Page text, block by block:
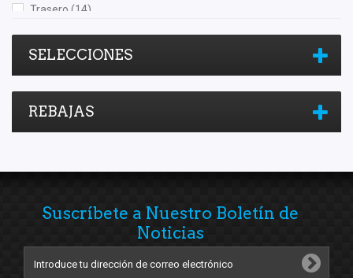
VISION(1)
YCC(7)
Trasero (14)
Trasero Derecho(7)
Trasero Izquierdo(7)
SELECCIONES
REBAJAS
Suscríbete a Nuestro Boletín de
Noticias